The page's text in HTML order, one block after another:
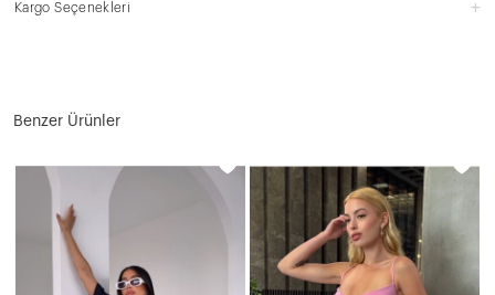
Kargo Seçenekleri
Benzer Ürünler